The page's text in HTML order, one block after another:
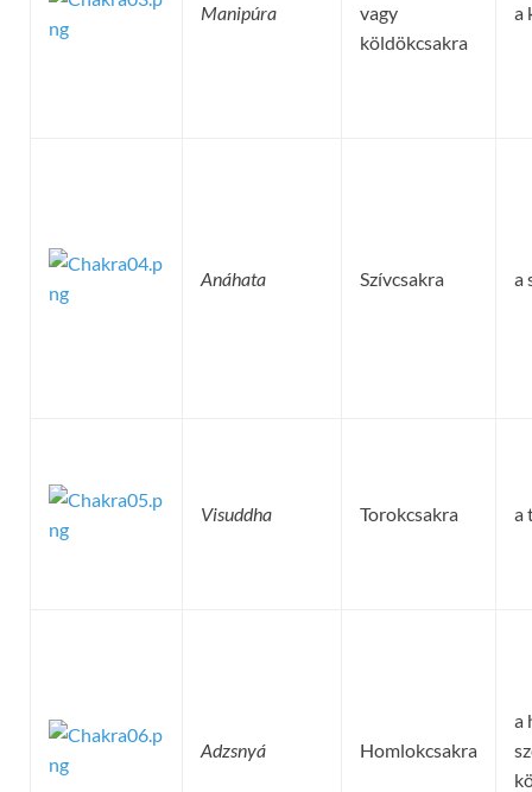
Manipúra
vagy
köldökcsakra
a
Anáhata Szívcsakra a
Visuddha Torokcsakra a
Adzsnyá Homlokcsakra
a